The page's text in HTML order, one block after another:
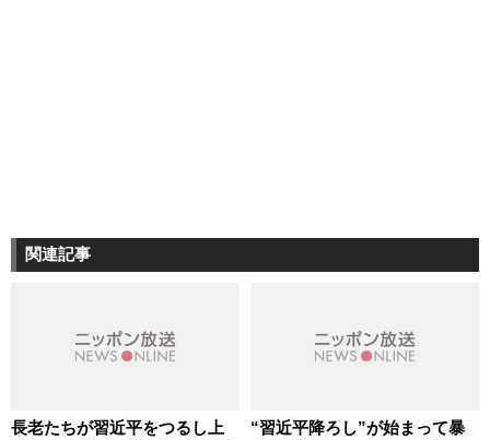
関連記事
長老たちが習近平をつるし上
“習近平降ろし”が始まって暴